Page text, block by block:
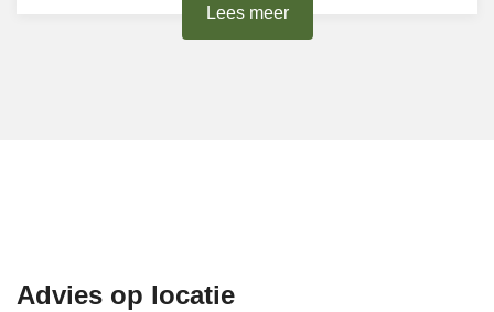
Lees meer
Advies op locatie